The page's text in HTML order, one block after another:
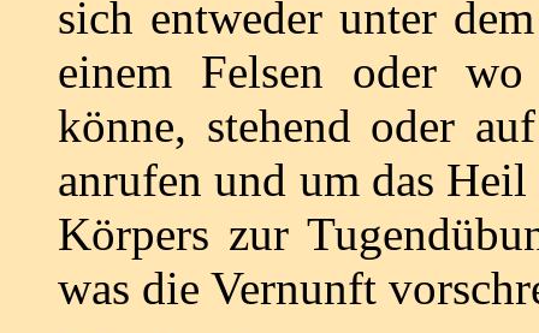
sich entweder unter
einem Felsen oder
könne, stehend oder
anrufen und um das
Körpers zur
was die Vernunft